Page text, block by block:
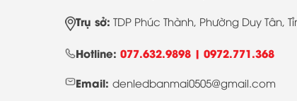
Trụ sở: TDP Phúc Thành, Phường Duy Tân,
Hotline: 077.632.9898 | 0972.771.368
Email: denledbanmai0505@gmail.com